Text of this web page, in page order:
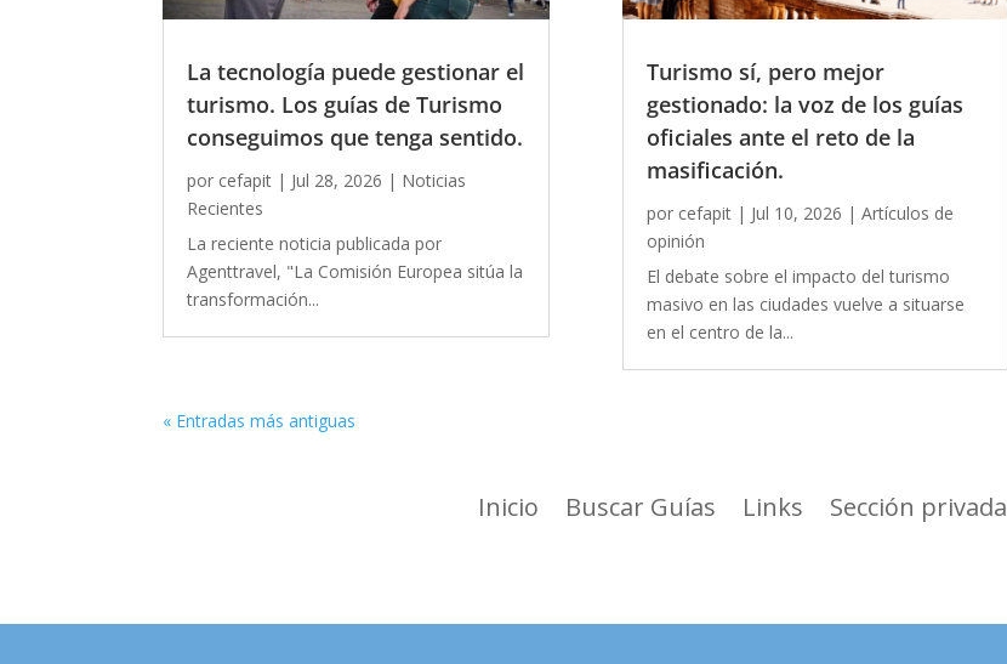
La tecnología puede gestionar el
turismo. Los guías de Turismo
conseguimos que tenga sentido.
por cefapit | Jul 28, 2026 | Noticias
Recientes
La reciente noticia publicada por
Agenttravel, "La Comisión Europea sitúa la
transformación...
Turismo sí, pero mejor
gestionado: la voz de los guías
oficiales ante el reto de la
masificación.
por cefapit| Jul 10, 2026 | Artículos de
opinión
El debate sobre el impacto del turismo
masivo en las ciudades vuelve a situarse
en el centro de la...
« Entradas más antiguas
Inicio Buscar Guías Links Sección privada